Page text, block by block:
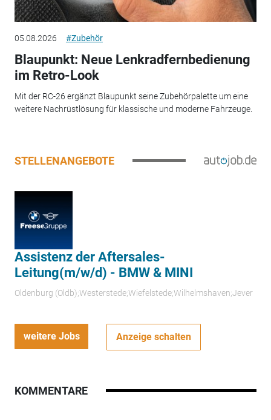
05.08.2026 #Zubehör
Blaupunkt: Neue Lenkradfernbedienung
im Retro-Look
Mit der RC-26 ergänzt Blaupunkt seine Zubehörpalette um eine
weitere Nachrüstlösung für klassische und moderne Fahrzeuge.
STELLENANGEBOTE
Assistenz der Aftersales-
Leitung(m/w/d) - BMW & MINI
Oldenburg (Oldb);Westerstede;Wiefelstede;Wilhelmshaven;Jever
weitere Jobs Anzeige schalten
KOMMENTARE